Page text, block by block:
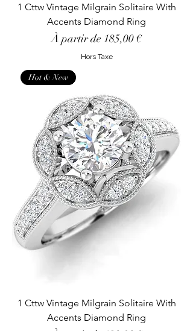
1 Cttw Vintage Milgrain Solitaire With
Accents Diamond Ring
À partir de 185,00 €
Prix promotionnel
Hors Taxe
Hot & New
1 Cttw Vintage Milgrain Solitaire With
Accents Diamond Ring